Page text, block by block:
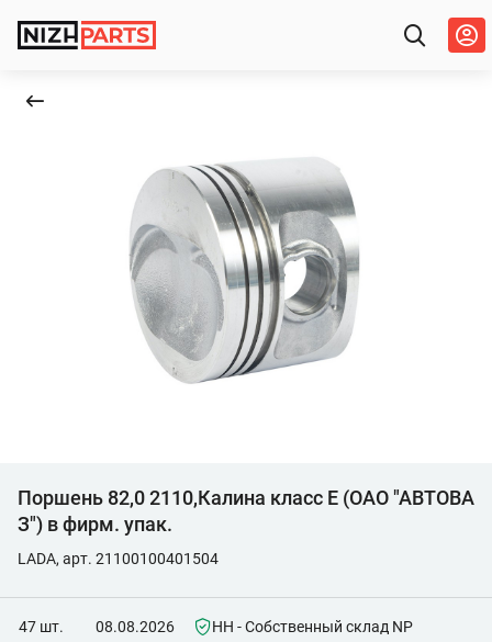
Поршень 82,0 2110,Калина класс Е (ОАО "АВТОВА
З") в фирм. упак.
LADA, арт. 21100100401504
47 шт. 08.08.2026 НН - Собственный склад NP